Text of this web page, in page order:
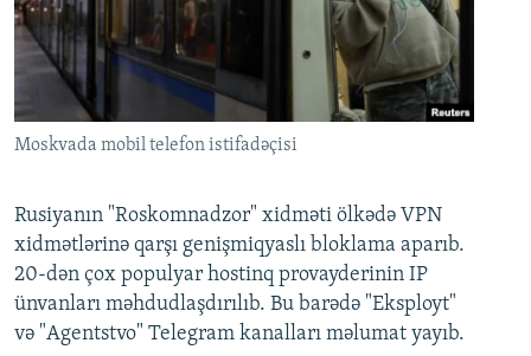
Moskvada mobil telefon istifadəçisi
Rusiyanın "Roskomnadzor" xidməti ölkədə VPN
xidmətlərinə qarşı genişmiqyaslı bloklama aparıb.
20-dən çox populyar hostinq provayderinin IP
ünvanları məhdudlaşdırılıb. Bu barədə "Eksployt"
və "Agentstvo" Telegram kanalları məlumat yayıb.